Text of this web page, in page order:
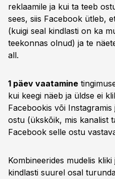
reklaamile ja kui ta teeb
sees, siis Facebook ütleb,
(kuigi seal kindlasti on ka
teekonnas olnud) ja te
all.
1 päev vaatamine
kui keegi näeb ja üldse ei
Facebookis või
ostu (ükskõik, mis kanalist
Facebook selle ostu
Kombineerides mudelis
kindlasti suurel osal